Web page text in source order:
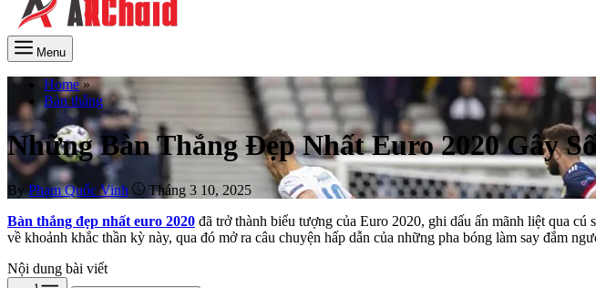
Menu
Home »
Bàn thắng
Những Bàn Thắng Đẹp Nhất Euro 2020 Gây
ByPhạm Quốc Vinh
Tháng 3 10, 2025
Bàn thắng đẹp nhất euro 2020 đã trở thành biểu tượng của Euro 2020, ghi dấu ấn mãnh liệt qua
về khoảnh khắc thần kỳ này, qua đó mở ra câu chuyện hấp dẫn của những pha bóng làm say đắm
Nội dung bài viết